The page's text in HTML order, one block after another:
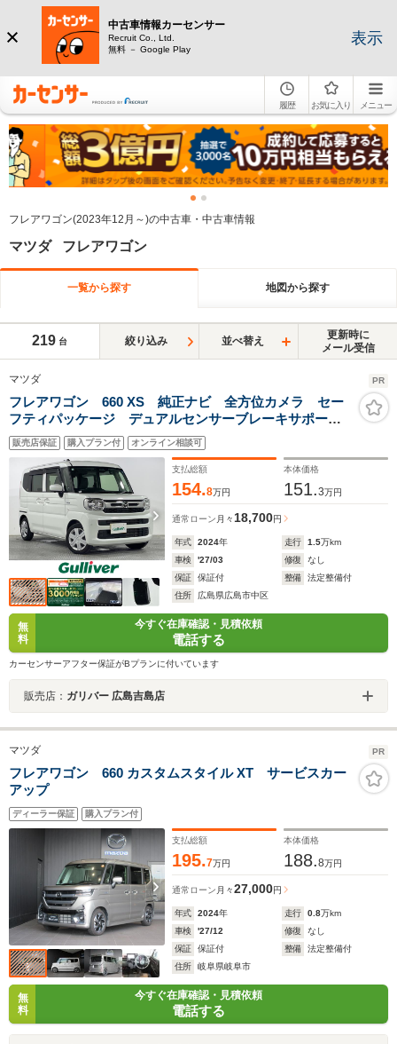
中古車情報カーセンサー
Recruit Co., Ltd.
無料 － Google Play
表示
履歴 お気に入り メニュー
フレアワゴン(2023年12月～)の中古車・中古車情報
マツダ フレアワゴン
一覧から探す 地図から探す
219 台 絞り込み 並べ替え
更新時に
メール受信
マツダ PR
フレアワゴン 660 XS 純正ナビ 全方位カメラ セー
フティパッケージ デュアルセンサーブレーキサポート
2 誤発進抑制制御(前後) 低速時ブレーキサポート(前
後) パーキングセンサー(前後) 車線逸脱警報機 サー
キュレーター
販売店保証 購入プラン付 オンライン相談可
支払総額
154.8万円
本体価格
151.3万円
通常ローン 月々18,700円
年式 2024年 走行 1.5万km
車検
'27/03 修復
なし
保証
保証付 整備
法定整備付
住所
広島県広島市中区
無
料
今すぐ在庫確認・見積依頼
電話する
カーセンサーアフター保証がBプランに付いています
販売店： ガリバー 広島吉島店
マツダ PR
フレアワゴン 660 カスタムスタイル XT サービスカー
アップ
ディーラー保証 購入プラン付
支払総額
195.7万円
本体価格
188.8万円
通常ローン 月々27,000円
年式 2024年 走行 0.8万km
車検
'27/12 修復
なし
保証
保証付 整備
法定整備付
住所
岐阜県岐阜市
無
料
今すぐ在庫確認・見積依頼
電話する